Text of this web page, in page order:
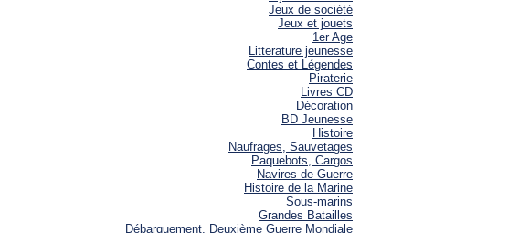
Jeux de société
Jeux et jouets
1er Age
Litterature jeunesse
Contes et Légendes
Piraterie
Livres CD
Décoration
BD Jeunesse
Histoire
Naufrages, Sauvetages
Paquebots, Cargos
Navires de Guerre
Histoire de la Marine
Sous-marins
Grandes Batailles
Débarquement, Deuxième Guerre Mondiale